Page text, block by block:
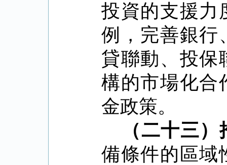
投資的支援力
例，完善銀行
貸聯動、投保
構的市場化合
金政策。
（二十三
備條件的區域